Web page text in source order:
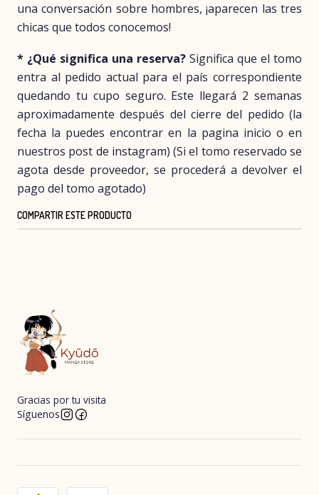
una conversación sobre hombres, ¡aparecen las tres
chicas que todos conocemos!
* ¿Qué significa una reserva? Significa que el tomo
entra al pedido actual para el país correspondiente
quedando tu cupo seguro. Este llegará 2 semanas
aproximadamente después del cierre del pedido (la
fecha la puedes encontrar en la pagina inicio o en
nuestros post de instagram) (Si el tomo reservado se
agota desde proveedor, se procederá a devolver el
pago del tomo agotado)
COMPARTIR ESTE PRODUCTO
Gracias por tu visita
Síguenos